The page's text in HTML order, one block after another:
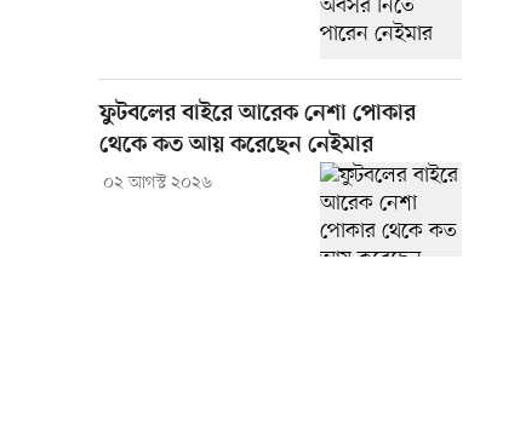
ফুটবলের বাইরে আরেক নেশা পোকার
থেকে কত আয় করেছেন নেইমার
০২ আগস্ট ২০২৬